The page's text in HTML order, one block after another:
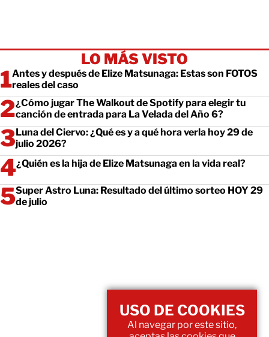
LO MÁS VISTO
Antes y después de Elize Matsunaga: Estas son FOTOS
reales del caso
¿Cómo jugar The Walkout de Spotify para elegir tu
canción de entrada para La Velada del Año 6?
Luna del Ciervo: ¿Qué es y a qué hora verla hoy 29 de
julio 2026?
¿Quién es la hija de Elize Matsunaga en la vida real?
Super Astro Luna: Resultado del último sorteo HOY 29
de julio
USO DE COOKIES
Al navegar por este sitio,